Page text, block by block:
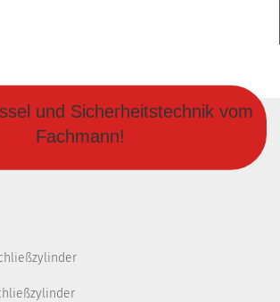
und Sicherheitstechnik vom
Fachmann!